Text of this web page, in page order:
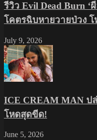
รีวิว Evil Dead Burn
โคตรฉิบหายวายป่วง โ
July 9, 2026
ICE CREAM MAN ป
โหดสุดขีด!
June 5, 2026